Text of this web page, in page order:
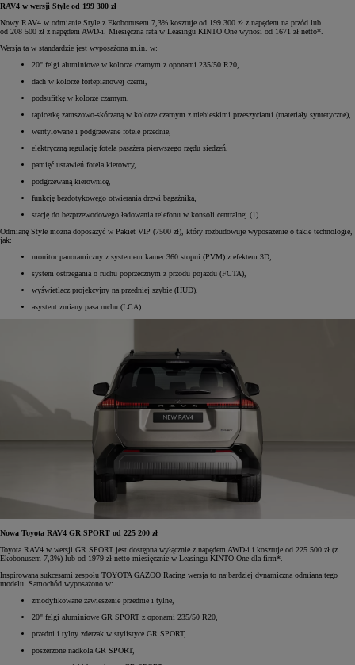
RAV4 w wersji Style od 199 300 zł
Nowy RAV4 w odmianie Style z Ekobonusem 7,3% kosztuje od 199 300 zł z napędem na przód lub
od 208 500 zł z napędem AWD-i. Miesięczna rata w Leasingu KINTO One wynosi od 1671 zł netto*.
Wersja ta w standardzie jest wyposażona m.in. w:
20" felgi aluminiowe w kolorze czarnym z oponami 235/50 R20,
dach w kolorze fortepianowej czerni,
podsufitkę w kolorze czarnym,
tapicerkę zamszowo-skórzaną w kolorze czarnym z niebieskimi przeszyciami (materiały syntetyczne),
wentylowane i podgrzewane fotele przednie,
elektryczną regulację fotela pasażera pierwszego rzędu siedzeń,
pamięć ustawień fotela kierowcy,
podgrzewaną kierownicę,
funkcję bezdotykowego otwierania drzwi bagażnika,
stację do bezprzewodowego ładowania telefonu w konsoli centralnej (1).
Odmianę Style można doposażyć w Pakiet VIP (7500 zł), który rozbudowuje wyposażenie o takie technologie,
jak:
monitor panoramiczny z systemem kamer 360 stopni (PVM) z efektem 3D,
system ostrzegania o ruchu poprzecznym z przodu pojazdu (FCTA),
wyświetlacz projekcyjny na przedniej szybie (HUD),
asystent zmiany pasa ruchu (LCA).
Nowa Toyota RAV4 GR SPORT od 225 200 zł
Toyota RAV4 w wersji GR SPORT jest dostępna wyłącznie z napędem AWD-i i kosztuje od 225 500 zł (z
Ekobonusem 7,3%) lub od 1979 zł netto miesięcznie w Leasingu KINTO One dla firm*.
Inspirowana sukcesami zespołu TOYOTA GAZOO Racing wersja to najbardziej dynamiczna odmiana tego
modelu. Samochód wyposażono w:
zmodyfikowane zawieszenie przednie i tylne,
20" felgi aluminiowe GR SPORT z oponami 235/50 R20,
przedni i tylny zderzak w stylistyce GR SPORT,
poszerzone nadkola GR SPORT,